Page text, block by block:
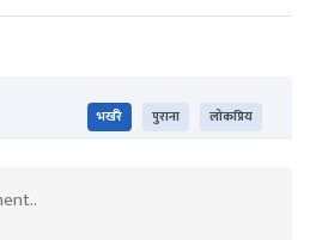
भर्खरै पुराना लोकप्रिय